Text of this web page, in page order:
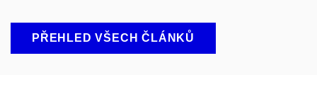
PŘEHLED VŠECH ČLÁNKŮ